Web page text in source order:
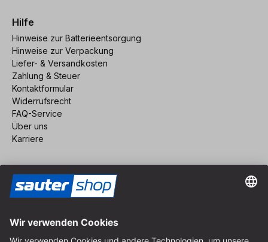
Hilfe
Hinweise zur Batterieentsorgung
Hinweise zur Verpackung
Liefer- & Versandkosten
Zahlung & Steuer
Kontaktformular
Widerrufsrecht
FAQ-Service
Über uns
Karriere